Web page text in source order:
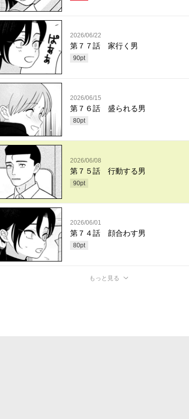
2026/06/22
第７７話 家行く男
90pt
2026/06/15
第７６話 盛られる男
80pt
2026/06/08
第７５話 行動する男
90pt
2026/06/01
第７４話 顔合わす男
80pt
もっと見る